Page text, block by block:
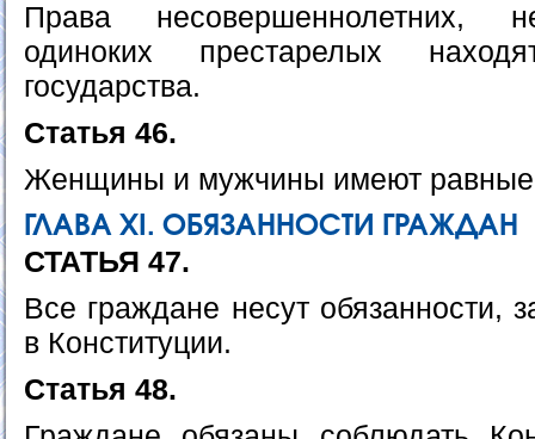
Права несовершеннолетних,
одиноких престарелых
государства.
Статья 46.
Женщины и мужчины имеют равные
ГЛАВА ХI. ОБЯЗАННОСТИ ГРАЖДАН
СТАТЬЯ 47.
Все граждане несут обязанности,
в Конституции.
Статья 48.